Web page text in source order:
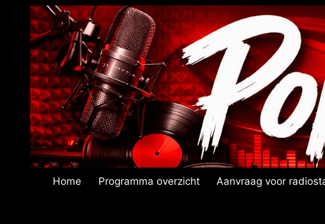
Doorgaan
inhoud
Home Programma overzicht Aanvraag voor